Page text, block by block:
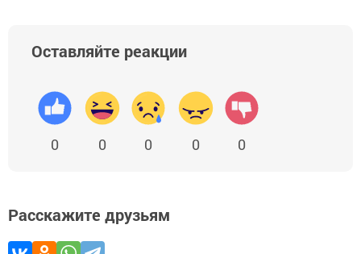
Оставляйте реакции
0 0 0 0 0
Расскажите друзьям